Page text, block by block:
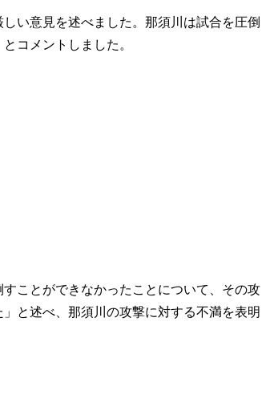
い意見を述べました。那須川は試合を圧倒
コメントしました。
ことができなかったことについて、その攻
と述べ、那須川の攻撃に対する不満を表明